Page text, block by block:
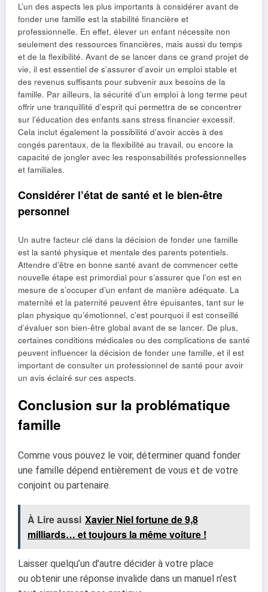
L’un des aspects les plus importants à considérer avant de
fonder une famille est la stabilité financière et
professionnelle. En effet, élever un enfant nécessite non
seulement des ressources financières, mais aussi du temps
et de la flexibilité. Avant de se lancer dans ce grand projet de
vie, il est essentiel de s’assurer d’avoir un emploi stable et
des revenus suffisants pour subvenir aux besoins de la
famille. Par ailleurs, la sécurité d’un emploi à long terme peut
offrir une tranquillité d’esprit qui permettra de se concentrer
sur l’éducation des enfants sans stress financier excessif.
Cela inclut également la possibilité d’avoir accès à des
congés parentaux, de la flexibilité au travail, ou encore la
capacité de jongler avec les responsabilités professionnelles
et familiales.
Considérer l’état de santé et le bien-être
personnel
Un autre facteur clé dans la décision de fonder une famille
est la santé physique et mentale des parents potentiels.
Attendre d’être en bonne santé avant de commencer cette
nouvelle étape est primordial pour s’assurer que l’on est en
mesure de s’occuper d’un enfant de manière adéquate. La
maternité et la paternité peuvent être épuisantes, tant sur le
plan physique qu’émotionnel, c’est pourquoi il est conseillé
d’évaluer son bien-être global avant de se lancer. De plus,
certaines conditions médicales ou des complications de santé
peuvent influencer la décision de fonder une famille, et il est
important de consulter un professionnel de santé pour avoir
un avis éclairé sur ces aspects.
Conclusion sur la problématique
famille
Comme vous pouvez le voir, déterminer quand fonder
une famille dépend entièrement de vous et de votre
conjoint ou partenaire.
À Lire aussi Xavier Niel fortune de 9,8
milliards… et toujours la même voiture !
Laisser quelqu’un d’autre décider à votre place
ou obtenir une réponse invalide dans un manuel n’est